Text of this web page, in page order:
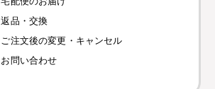
返品・交換
ご注文後の変更・キャンセル
お問い合わせ